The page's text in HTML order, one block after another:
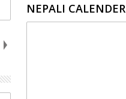
NEPALI CALENDER